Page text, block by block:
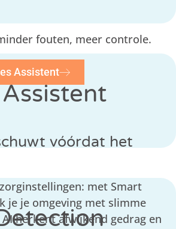
fouten, meer controle.
Assistent
vóórdat het
met Smart
je je omgeving met slimme
herkent afwijkend gedrag en